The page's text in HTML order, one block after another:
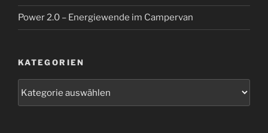
Power 2.0 – Energiewende im Campervan
KATEGORIEN